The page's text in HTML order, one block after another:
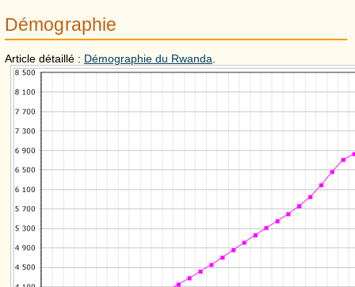
Démographie
Article détaillé : Démographie du Rwanda